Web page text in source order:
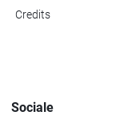
Credits
Sociale